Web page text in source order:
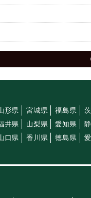
形県 宮城県 福島県
井県 山梨県 愛知県
口県 香川県 徳島県